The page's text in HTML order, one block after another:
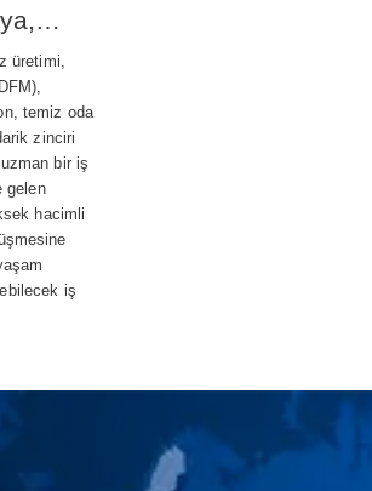
üretimi,
temiz oda
zinciri
bir iş
gelen
hacimli
iş